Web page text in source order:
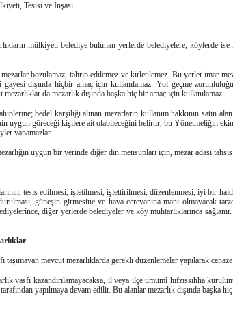
Tesisi ve İnşası
mülkiyeti belediye bulunan yerlerde belediyelere, köylerde
bozulamaz, tahrip edilemez ve kirletilemez. Bu yerler imar
gayesi dışında hiçbir amaç için kullanılamaz. Yol geçme
mezarlıklar da mezarlık dışında başka hiç bir amaç için kullanılamaz.
bedel karşılığı alınan mezarların kullanım hakkının
uygun göreceği kişilere ait olabileceğini belirtir, bu Yönetmeliğin
yapamazlar.
uygun bir yerinde diğer din mensupları için, mezar adası
tesis edilmesi, işletilmesi, işlettirilmesi, düzenlenmesi, iyi bir
güneşin girmesine ve hava cereyanına mani olmayacak
diğer yerlerde belediyeler ve köy muhtarlıklarınca
taşımayan mevcut mezarlıklarda gerekli düzenlemeler yapılarak
vasfı kazandırılamayacaksa, il veya ilçe umumî hıfzıssıhha
yapılmaya devam edilir. Bu alanlar mezarlık dışında başka